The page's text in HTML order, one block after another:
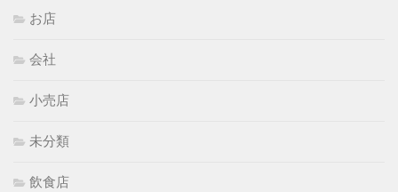
お店
会社
小売店
未分類
飲食店